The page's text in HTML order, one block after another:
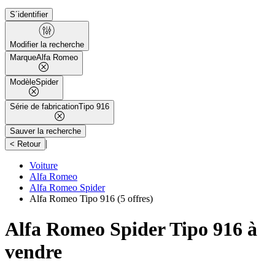
S´identifier
Modifier la recherche
MarqueAlfa Romeo
ModèleSpider
Série de fabricationTipo 916
Sauver la recherche
< Retour |
Voiture
Alfa Romeo
Alfa Romeo Spider
Alfa Romeo Tipo 916 (5 offres)
Alfa Romeo Spider Tipo 916 à
vendre